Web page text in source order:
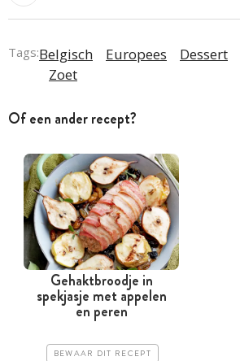
Tags:Belgisch Europees Dessert
Zoet
Of een ander recept?
Gehaktbroodje in
spekjasje met appelen
en peren
BEWAAR DIT RECEPT